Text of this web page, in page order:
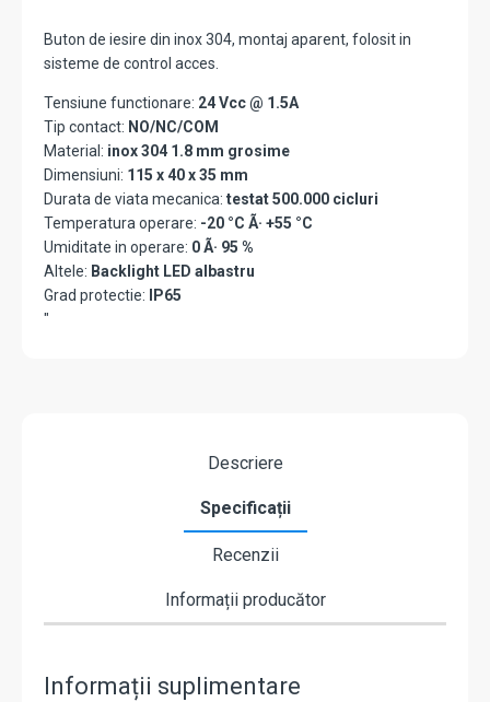
Buton de iesire din inox 304, montaj aparent, folosit in
sisteme de control acces.
Tensiune functionare: 24 Vcc @ 1.5A
Tip contact: NO/NC/COM
Material: inox 304 1.8 mm grosime
Dimensiuni: 115 x 40 x 35 mm
Durata de viata mecanica: testat 500.000 cicluri
Temperatura operare: -20 °C Ã· +55 °C
Umiditate in operare: 0 Ã· 95 %
Altele: Backlight LED albastru
Grad protectie:
IP65
"
Descriere
Specificații
Recenzii
Informații producător
Informații suplimentare